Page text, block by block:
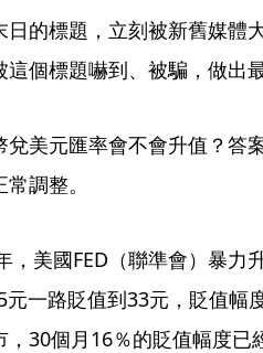
日的標題，立刻被新舊媒體
這個標題嚇到、被騙，做出
兌美元匯率會不會升值？答
調整。
，美國FED（聯準會）暴力
元一路貶值到33元，貶值幅
，30個月16％的貶值幅度